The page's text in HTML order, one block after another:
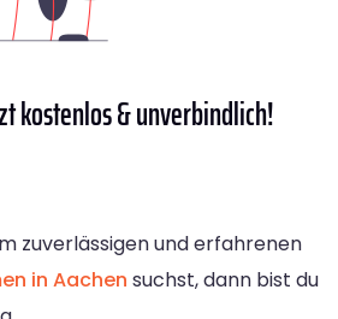
kostenlos & unverbindlich!
zuverlässigen und erfahrenen
in Aachen suchst, dann bist du